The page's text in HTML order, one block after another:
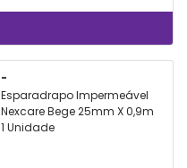
-
Esparadrapo Impermeável
Nexcare Bege 25mm X 0,9m
1 Unidade